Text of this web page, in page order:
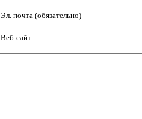
Эл. почта (обязательно)
Веб-сайт